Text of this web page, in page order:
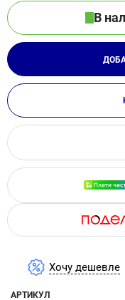
В
Хочу дешевле
АРТИКУЛ